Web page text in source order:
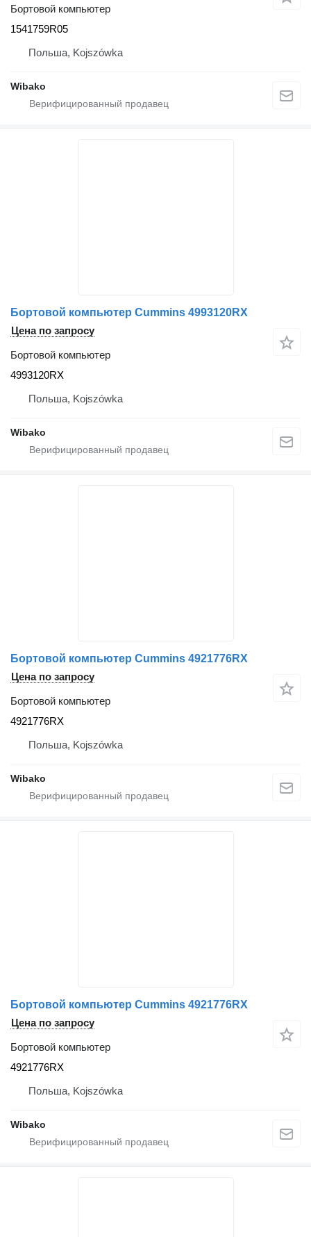
Бортовой компьютер
1541759R05
Польша, Kojszówka
Wibako
Бортовой компьютер Cummins 4993120RX
Цена по запросу
Бортовой компьютер
4993120RX
Польша, Kojszówka
Wibako
Бортовой компьютер Cummins 4921776RX
Цена по запросу
Бортовой компьютер
4921776RX
Польша, Kojszówka
Wibako
Бортовой компьютер Cummins 4921776RX
Цена по запросу
Бортовой компьютер
4921776RX
Польша, Kojszówka
Wibako